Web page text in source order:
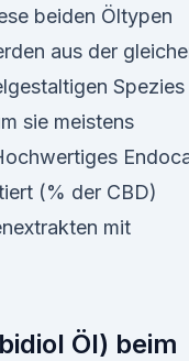
beiden Öltypen
aus der
Spezies
sie meistens
(% der CBD)
mit
Öl) beim